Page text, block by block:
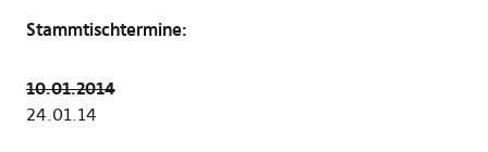
Stammtischtermine:
10.01.2014
24.01.14